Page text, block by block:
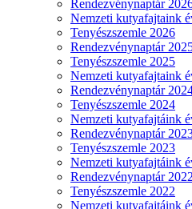
Rendezvénynaptár
Nemzeti kutyafajtaink
Tenyészszemle 2026
Rendezvénynaptár
Tenyészszemle 2025
Nemzeti kutyafajtaink
Rendezvénynaptár
Tenyészszemle 2024
Nemzeti kutyafajtáink
Rendezvénynaptár
Tenyészszemle 2023
Nemzeti kutyafajtáink
Rendezvénynaptár 2022
Tenyészszemle 2022
Nemzeti kutyafajtáink